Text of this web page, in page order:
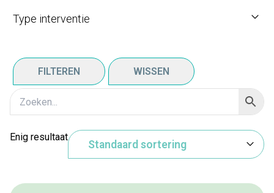
Type interventie
FILTEREN WISSEN
Enig resultaat